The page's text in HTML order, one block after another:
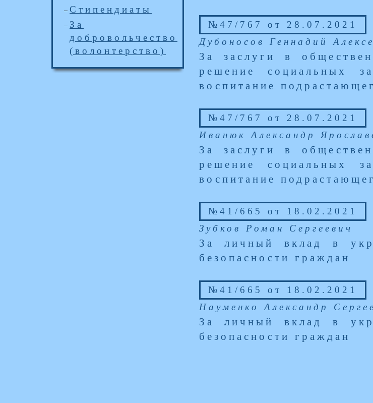
Стипендиаты
За
добровольчество
(волонтерство)
№47/767 от 28.07.2021
Дубоносов Геннадий
За заслуги в
решение социальных
воспитание
№47/767 от 28.07.2021
Иванюк Александр
За заслуги в
решение социальных
воспитание
№41/665 от 18.02.2021
Зубков Роман Сергеевич
За личный вклад в
безопасности граждан
№41/665 от 18.02.2021
Науменко Александр
За личный вклад в
безопасности граждан